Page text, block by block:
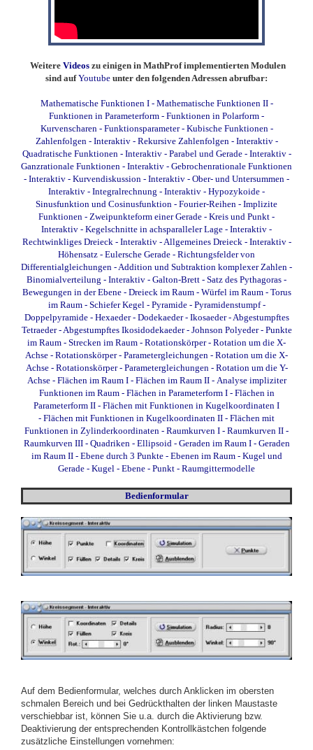
Weitere Videos zu einigen in MathProf implementierten Modulen
sind aufYoutube unter den folgenden Adressen abrufbar:
Mathematische Funktionen I- Mathematische Funktionen II-
Funktionen in Parameterform - Funktionen in Polarform -
Kurvenscharen- Funktionsparameter- Kubische Funktionen-
Zahlenfolgen - Interaktiv- Rekursive Zahlenfolgen - Interaktiv-
Quadratische Funktionen - Interaktiv- Parabel und Gerade - Interaktiv-
Ganzrationale Funktionen - Interaktiv - Gebrochenrationale Funktionen
- Interaktiv - Kurvendiskussion - Interaktiv - Ober- und Untersummen -
Interaktiv - Integralrechnung - Interaktiv - Hypozykoide -
Sinusfunktion und Cosinusfunktion - Fourier-Reihen - Implizite
Funktionen - Zweipunkteform einer Gerade - Kreis und Punkt -
Interaktiv - Kegelschnitte in achsparalleler Lage - Interaktiv -
Rechtwinkliges Dreieck - Interaktiv-Allgemeines Dreieck - Interaktiv-
Höhensatz - Eulersche Gerade - Richtungsfelder von
Differentialgleichungen -Addition und Subtraktion komplexer Zahlen -
Binomialverteilung - Interaktiv - Galton-Brett - Satz des Pythagoras -
Bewegungen in der Ebene- Dreieck im Raum- Würfel im Raum- Torus
im Raum- Schiefer Kegel- Pyramide- Pyramidenstumpf-
Doppelpyramide- Hexaeder- Dodekaeder- Ikosaeder-Abgestumpftes
Tetraeder-Abgestumpftes Ikosidodekaeder- Johnson Polyeder- Punkte
im Raum - Strecken im Raum - Rotationskörper - Rotation um die X-
Achse - Rotationskörper - Parametergleichungen - Rotation um die X-
Achse- Rotationskörper - Parametergleichungen - Rotation um die Y-
Achse- Flächen im Raum I- Flächen im Raum II- Analyse impliziter
Funktionen im Raum- Flächen in Parameterform I- Flächen in
Parameterform II - Flächen mit Funktionen in Kugelkoordinaten I
- Flächen mit Funktionen in Kugelkoordinaten II - Flächen mit
Funktionen in Zylinderkoordinaten - Raumkurven I - Raumkurven II -
Raumkurven III- Quadriken - Ellipsoid- Geraden im Raum I- Geraden
im Raum II- Ebene durch 3 Punkte- Ebenen im Raum- Kugel und
Gerade - Kugel - Ebene - Punkt - Raumgittermodelle
Bedienformular
Auf dem Bedienformular, welches durch Anklicken im obersten
schmalen Bereich und bei Gedrückthalten der linken Maustaste
verschiebbar ist, können Sie u.a. durch die Aktivierung bzw.
Deaktivierung der entsprechenden Kontrollkästchen folgende
zusätzliche Einstellungen vornehmen: